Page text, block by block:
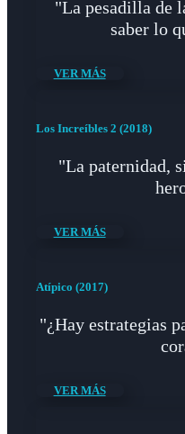
"La pesadilla de
saber lo
VER MÁS
Los Increíbles 2 (2018)
"La paternidad,
VER MÁS
Atípico (2017)
"¿Hay estrategias
VER MÁS